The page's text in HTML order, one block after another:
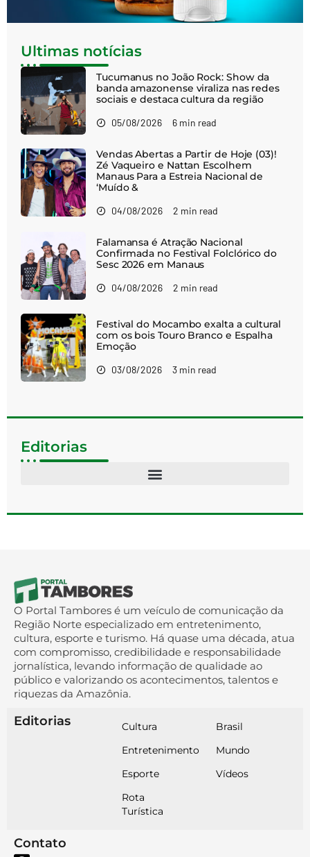
Ultimas notícias
Tucumanus no João Rock: Show da
banda amazonense viraliza nas redes
sociais e destaca cultura da região
05/08/2026 6 min read
Vendas Abertas a Partir de Hoje (03)!
Zé Vaqueiro e Nattan Escolhem
Manaus Para a Estreia Nacional de
‘Muído &
04/08/2026 2 min read
Falamansa é Atração Nacional
Confirmada no Festival Folclórico do
Sesc 2026 em Manaus
04/08/2026 2 min read
Festival do Mocambo exalta a cultural
com os bois Touro Branco e Espalha
Emoção
03/08/2026 3 min read
Editorias
O Portal Tambores é um veículo de comunicação da
Região Norte especializado em entretenimento,
cultura, esporte e turismo. Há quase uma década, atua
com compromisso, credibilidade e responsabilidade
jornalística, levando informação de qualidade ao
público e valorizando os acontecimentos, talentos e
riquezas da Amazônia.
Editorias
Cultura
Entretenimento
Esporte
Rota
Turística
Brasil
Mundo
Vídeos
Contato